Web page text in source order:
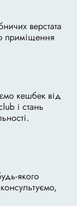
верстата
приміщення
кешбек від
і стань
якого